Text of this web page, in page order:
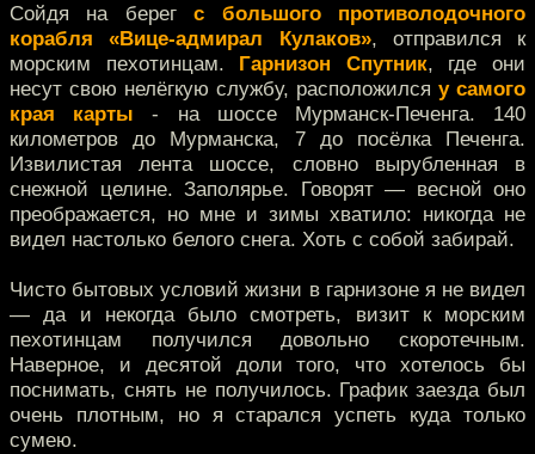
Сойдя на берегс большого противолодочного
корабля «Вице-адмирал Кулаков», отправился к
морским пехотинцам. Гарнизон Спутник, где они
несут свою нелёгкую службу, расположился у самого
края карты
- на шоссе Мурманск-Печенга. 140
километров до Мурманска, 7 до посёлка Печенга.
Извилистая лента шоссе, словно вырубленная в
снежной целине. Заполярье. Говорят — весной оно
преображается, но мне и зимы хватило: никогда не
видел настолько белого снега. Хоть с собой забирай.
Чисто бытовых условий жизни в гарнизоне я не видел
— да и некогда было смотреть, визит к морским
пехотинцам получился довольно скоротечным.
Наверное, и десятой доли того, что хотелось бы
поснимать, снять не получилось. График заезда был
очень плотным, но я старался успеть куда только
сумею.